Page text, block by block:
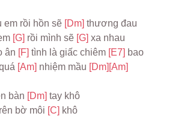
em rồi hồn sẽ [Dm] thương đau
[G] rồi mình sẽ [G] xa nhau
ân [F] tình là giấc chiêm [E7] bao
[Am] nhiệm mầu [Dm] [Am]
bàn [Dm] tay khô
bờ môi [C] khô